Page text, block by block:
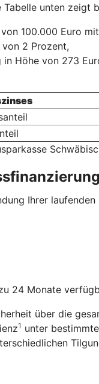
Tabelle unten
100.000 Euro
2 Prozent,
in Höhe von 273
Ihrer
24 Monate
über die
1 unter